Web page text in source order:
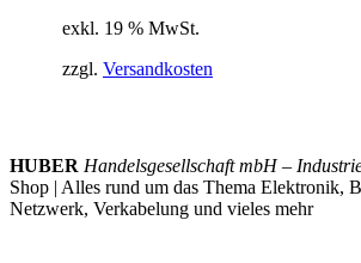
exkl. 19 % MwSt.
zzgl. Versandkosten
HUBER Handelsgesellschaft mbH –
Shop | Alles rund um das Thema Elektronik,
Netzwerk, Verkabelung und vieles mehr